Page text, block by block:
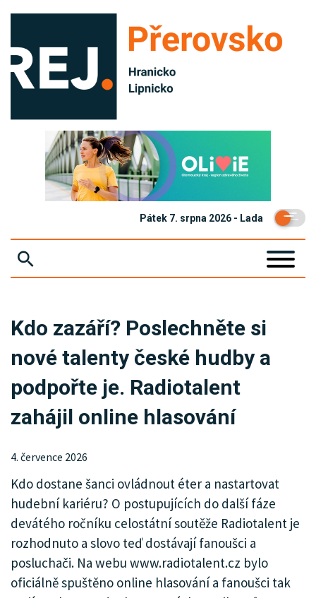
Pátek 7. srpna 2026 - Lada
KRIMI
SPORT
KULTURA
SPOLEČNOST
INZERCE
Kdo zazáří? Poslechněte si
nové talenty české hudby a
podpořte je. Radiotalent
zahájil online hlasování
4. července 2026
Kdo dostane šanci ovládnout éter a nastartovat
hudební kariéru? O postupujících do další fáze
devátého ročníku celostátní soutěže Radiotalent je
rozhodnuto a slovo teď dostávají fanoušci a
posluchači. Na webu www.radiotalent.cz bylo
oficiálně spuštěno online hlasování a fanoušci tak